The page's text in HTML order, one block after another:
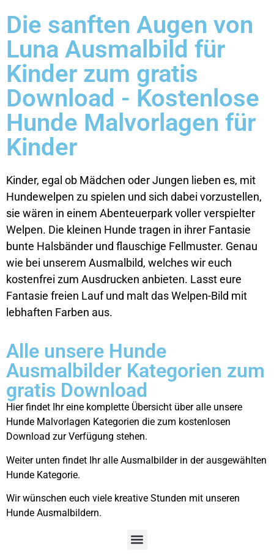
Die sanften Augen von
Luna Ausmalbild für
Kinder zum gratis
Download - Kostenlose
Hunde Malvorlagen für
Kinder
Kinder, egal ob Mädchen oder Jungen lieben es, mit
Hundewelpen zu spielen und sich dabei vorzustellen,
sie wären in einem Abenteuerpark voller verspielter
Welpen. Die kleinen Hunde tragen in ihrer Fantasie
bunte Halsbänder und flauschige Fellmuster. Genau
wie bei unserem Ausmalbild, welches wir euch
kostenfrei zum Ausdrucken anbieten. Lasst eure
Fantasie freien Lauf und malt das Welpen-Bild mit
lebhaften Farben aus.
Alle unsere Hunde
Ausmalbilder Kategorien zum
gratis Download
Hier findet Ihr eine komplette Übersicht über alle unsere
Hunde Malvorlagen Kategorien die zum kostenlosen
Download zur Verfügung stehen.
Weiter unten findet Ihr alle Ausmalbilder in der ausgewählten
Hunde Kategorie.
Wir wünschen euch viele kreative Stunden mit unseren
Hunde Ausmalbildern.